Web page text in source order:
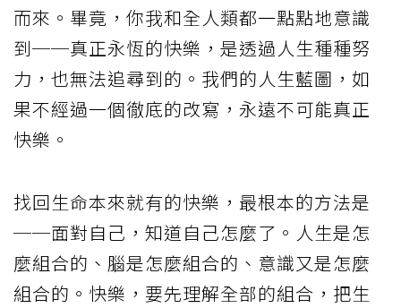
而來。畢竟，你我和全人類都一點點地意識
到──真正永恆的快樂，是透過人生種種努
力，也無法追尋到的。我們的人生藍圖，如
果不經過一個徹底的改寫，永遠不可能真正
快樂。
找回生命本來就有的快樂，最根本的方法是
──面對自己，知道自己怎麼了。人生是怎
麼組合的、腦是怎麼組合的、意識又是怎麼
組合的。快樂，要先理解全部的組合，把生